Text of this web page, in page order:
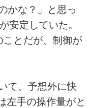
かな？」と思っ
安定していた。
ことだが、制御が
て、予想外に快
左手の操作量がと